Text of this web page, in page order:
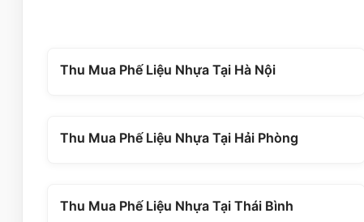
Thu Mua Phế Liệu Nhựa Tại Hà Nội
Thu Mua Phế Liệu Nhựa Tại Hải Phòng
Thu Mua Phế Liệu Nhựa Tại Thái Bình